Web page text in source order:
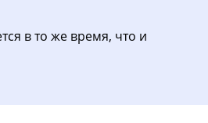
в то же время, что и